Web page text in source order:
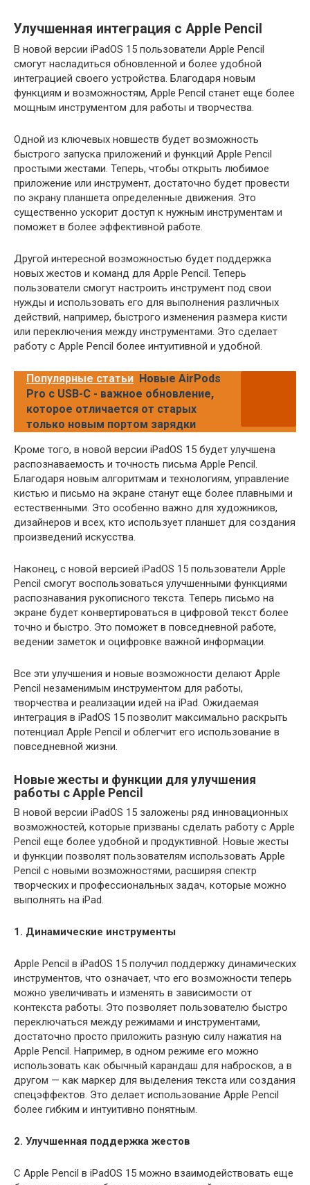
Улучшенная интеграция с Apple Pencil
В новой версии iPadOS 15 пользователи Apple Pencil
смогут насладиться обновленной и более удобной
интеграцией своего устройства. Благодаря новым
функциям и возможностям, Apple Pencil станет еще более
мощным инструментом для работы и творчества.
Одной из ключевых новшеств будет возможность
быстрого запуска приложений и функций Apple Pencil
простыми жестами. Теперь, чтобы открыть любимое
приложение или инструмент, достаточно будет провести
по экрану планшета определенные движения. Это
существенно ускорит доступ к нужным инструментам и
поможет в более эффективной работе.
Другой интересной возможностью будет поддержка
новых жестов и команд для Apple Pencil. Теперь
пользователи смогут настроить инструмент под свои
нужды и использовать его для выполнения различных
действий, например, быстрого изменения размера кисти
или переключения между инструментами. Это сделает
работу с Apple Pencil более интуитивной и удобной.
Популярные статьи Новые AirPods
Pro с USB-C - важное обновление,
которое отличается от старых
только новым портом зарядки
Кроме того, в новой версии iPadOS 15 будет улучшена
распознаваемость и точность письма Apple Pencil.
Благодаря новым алгоритмам и технологиям, управление
кистью и письмо на экране станут еще более плавными и
естественными. Это особенно важно для художников,
дизайнеров и всех, кто использует планшет для создания
произведений искусства.
Наконец, с новой версией iPadOS 15 пользователи Apple
Pencil смогут воспользоваться улучшенными функциями
распознавания рукописного текста. Теперь письмо на
экране будет конвертироваться в цифровой текст более
точно и быстро. Это поможет в повседневной работе,
ведении заметок и оцифровке важной информации.
Все эти улучшения и новые возможности делают Apple
Pencil незаменимым инструментом для работы,
творчества и реализации идей на iPad. Ожидаемая
интеграция в iPadOS 15 позволит максимально раскрыть
потенциал Apple Pencil и облегчит его использование в
повседневной жизни.
Новые жесты и функции для улучшения
работы с Apple Pencil
В новой версии iPadOS 15 заложены ряд инновационных
возможностей, которые призваны сделать работу с Apple
Pencil еще более удобной и продуктивной. Новые жесты
и функции позволят пользователям использовать Apple
Pencil с новыми возможностями, расширяя спектр
творческих и профессиональных задач, которые можно
выполнять на iPad.
1. Динамические инструменты
Apple Pencil в iPadOS 15 получил поддержку динамических
инструментов, что означает, что его возможности теперь
можно увеличивать и изменять в зависимости от
контекста работы. Это позволяет пользователю быстро
переключаться между режимами и инструментами,
достаточно просто приложить разную силу нажатия на
Apple Pencil. Например, в одном режиме его можно
использовать как обычный карандаш для набросков, а в
другом — как маркер для выделения текста или создания
спецэффектов. Это делает использование Apple Pencil
более гибким и интуитивно понятным.
2. Улучшенная поддержка жестов
С Apple Pencil в iPadOS 15 можно взаимодействовать еще